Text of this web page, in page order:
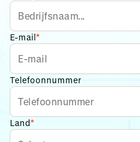
E-mail*
Telefoonnummer
Land*